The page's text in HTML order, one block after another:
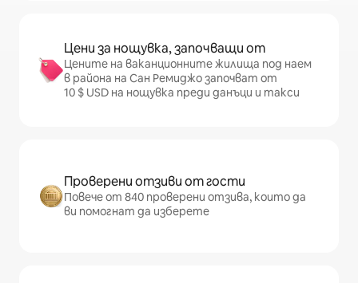
Цени за нощувка, започващи от
Цените на ваканционните жилища под наем
в района на Сан Ремиджо започват от
10 $ USD на нощувка преди данъци и такси
Проверени отзиви от гости
Повече от 840 проверени отзива, които да
ви помогнат да изберете